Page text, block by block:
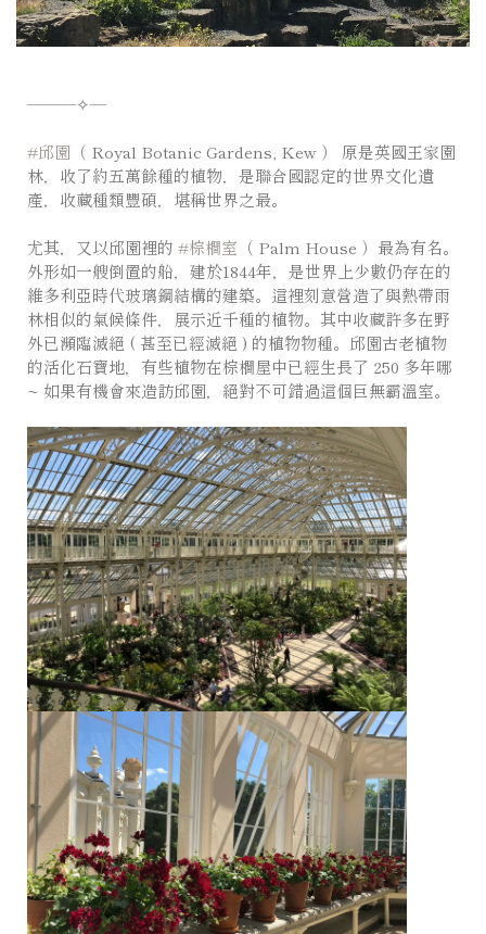
———✧—
#邱園 （ Royal Botanic Gardens, Kew ） 原是英國王家園
林，收了約五萬餘種的植物，是聯合國認定的世界文化遺
產，收藏種類豐碩，堪稱世界之最。
尤其，又以邱園裡的 #棕櫚室 （ Palm House ）最為有名。
外形如一艘倒置的船，建於1844年，是世界上少數仍存在的
維多利亞時代玻璃鋼結構的建築。這裡刻意營造了與熱帶雨
林相似的氣候條件，展示近千種的植物。其中收藏許多在野
外已瀕臨滅絕 ( 甚至已經滅絕 ) 的植物物種。邱園古老植物
的活化石寶地，有些植物在棕櫚屋中已經生長了 250 多年哪
~ 如果有機會來造訪邱園，絕對不可錯過這個巨無霸溫室。